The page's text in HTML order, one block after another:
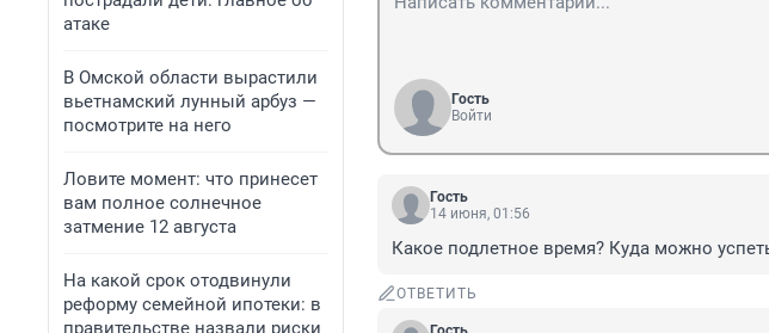
атаке
В Омской области вырастили
вьетнамский лунный арбуз —
посмотрите на него
Ловите момент: что принесет
вам полное солнечное
затмение 12 августа
На какой срок отодвинули
реформу семейной ипотеки: в
правительстве назвали риски
Гость
Войти
Гость
14 июня, 01:56
Какое подлетное время? Куда можно
ОТВЕТИТЬ